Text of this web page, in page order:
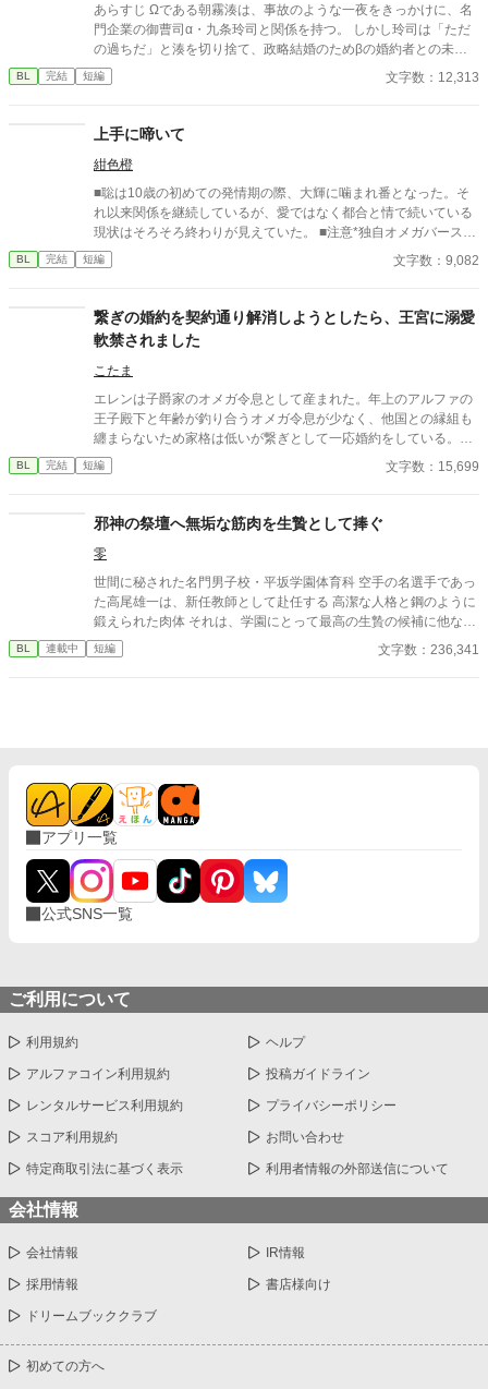
あらすじ Ωである朝霧湊は、事故のような一夜をきっかけに、名
門企業の御曹司α・九条玲司と関係を持つ。 しかし玲司は「ただ
の過ちだ」と湊を切り捨て、政略結婚のためβの婚約者との未来
を選んだ。 深く傷ついた湊は、彼の前から姿を消す。 数か月後―
―。 湊の身体は、これまで誰も知らなかった希少な『遅咲きΩ』
たと知る。 「戻ってきてくれ」 今さら必死に追いかけてくる玲
司。 だが湊の隣には、自分を支え続けてくれた医師のα・神崎伊
織がいた。 「あなたは俺を捨てたでしょう」 後悔に苦しむα、執
着する第二のα、そして希少Ωを巡る陰謀。 もう二度と傷つきた
くないΩが最後に選ぶ相手とは――。 捨てた側の後悔と執着が加
速する、すれ違いオメガバースBL。
BL 完結 短編 文字数：12,313
上手に啼いて
紺色橙
■聡は10歳の初めての発情期の際、大輝に噛まれ番となった。そ
れ以来関係を継続しているが、愛ではなく都合と情で続いている
現状はそろそろ終わりが見えていた。 ■注意*独自オメガバース設
定。■『それは愛か本能か』と同じ世界設定です。関係は一切な
し。
BL 完結 短編 文字数：9,082
繋ぎの婚約を契約通り解消しようとしたら、王宮に溺愛
軟禁されました
こたま
エレンは子爵家のオメガ令息として産まれた。年上のアルファの
王子殿下と年齢が釣り合うオメガ令息が少なく、他国との縁組も
纏まらないため家格は低いが繋ぎとして一応婚約をしている。王
子のことは兄のように慕っており、初恋の人ではあるけれど、契
約終了時期か王子に想い人が現れた時には解消されるものと考え
婚を承諾するまでここから出さないと王子から溢れるほどの愛を
与えられる。ハッピーエンドオメガバースBLです。
BL 完結 短編 文字数：15,699
邪神の祭壇へ無垢な筋肉を生贄として捧ぐ
零
世間に秘された名門男子校・平坂学園体育科 空手の名選手であっ
た高尾雄一は、新任教師として赴任する 高潔な人格と鋼のように
鍛えられた肉体 それは、学園にとって最高の生贄の候補に他なら
なかった 至高の筋肉を持つ、精神を削られ意志をなくした青年を
太古の神に捧げるため、“水”、“風”、“土”の信奉者達が暗躍する 意
BL 連載中 短編 文字数：236,341
アプリ一覧
公式SNS一覧
ご利用について
利用規約 ヘルプ
アルファコイン利用規約 投稿ガイドライン
レンタルサービス利用規約 プライバシーポリシー
スコア利用規約 お問い合わせ
特定商取引法に基づく表示 利用者情報の外部送信について
会社情報
会社情報 IR情報
採用情報 書店様向け
ドリームブッククラブ
初めての方へ